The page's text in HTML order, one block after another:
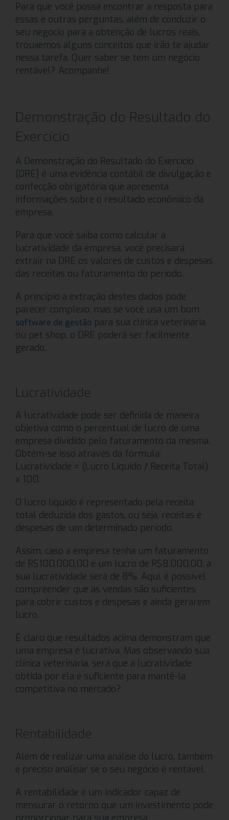
Para que você possa encontrar a resposta para
essas e outras perguntas, além de conduzir o
seu negócio para a obtenção de lucros reais,
trouxemos alguns conceitos que irão te ajudar
nessa tarefa. Quer saber se tem um negócio
rentável? Acompanhe!
Demonstração do Resultado do
Exercício
A Demonstração do Resultado do Exercício
(DRE) é uma evidência contábil de divulgação e
confecção obrigatória que apresenta
informações sobre o resultado econômico da
empresa.
Para que você saiba como calcular a
lucratividade da empresa, você precisará
extrair na DRE os valores de custos e despesas
das receitas ou faturamento do período.
A princípio a extração destes dados pode
parecer complexo, mas se você usa um bom
software de gestão para sua clínica veterinária
ou pet shop, o DRE poderá ser facilmente
gerado.
Lucratividade
A lucratividade pode ser definida de maneira
objetiva como o percentual de lucro de uma
empresa dividido pelo faturamento da mesma.
Obtém-se isso através da fórmula:
Lucratividade = (Lucro Líquido / Receita Total)
x 100.
O lucro líquido é representado pela receita
total deduzida dos gastos, ou seja, receitas e
despesas de um determinado período.
Assim, caso a empresa tenha um faturamento
de R$100.000,00 e um lucro de R$8.000,00, a
sua lucratividade será de 8%. Aqui, é possível
compreender que as vendas são suficientes
para cobrir custos e despesas e ainda gerarem
lucro.
É claro que resultados acima demonstram que
uma empresa é lucrativa. Mas observando sua
clínica veterinária, será que a lucratividade
obtida por ela é suficiente para mantê-la
competitiva no mercado?
Rentabilidade
Além de realizar uma análise do lucro, também
é preciso analisar se o seu negócio é rentável.
A rentabilidade é um indicador capaz de
mensurar o retorno que um investimento pode